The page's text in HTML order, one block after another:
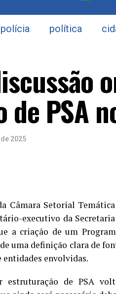
polícia política
PSA
2025
Câmara Setorial
executivo da
a criação de um
uma definição clara de
envolvidas.
estruturação de PSA